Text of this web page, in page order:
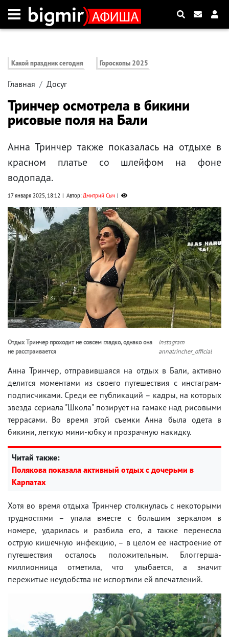
Какой праздник сегодня Гороскопы 2025
Главная Досуг
Тринчер осмотрела в бикини
рисовые поля на Бали
Анна Тринчер также показалась на отдыхе в
красном платье со шлейфом на фоне
водопада.
17 января 2025, 18:12 Автор:Дмитрий Сыч
Отдых Тринчер проходит не совсем гладко, однако она
не расстраивается
instagram
annatrincher_official
Анна Тринчер, отправившаяся на отдых в Бали, активно
делится моментами из своего путешествия с инстаграм-
подписчиками. Среди ее публикаций – кадры, на которых
звезда сериала "Школа" позирует на гамаке над рисовыми
террасами. Во время этой съемки Анна была одета в
бикини, легкую мини-юбку и прозрачную накидку.
Читай также:
Полякова показала активный отдых с дочерьми в
Карпатах
Хотя во время отдыха Тринчер столкнулась с некоторыми
трудностями – упала вместе с большим зеркалом в
номере, ударилась и разбила его, а также перенесла
острую кишечную инфекцию, – в целом ее настроение от
путешествия осталось положительным. Блоггерша-
миллионница отметила, что улыбается, а значит
пережитые неудобства не испортили ей впечатлений.